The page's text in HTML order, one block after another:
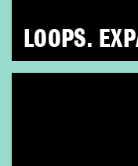
LOOPS.